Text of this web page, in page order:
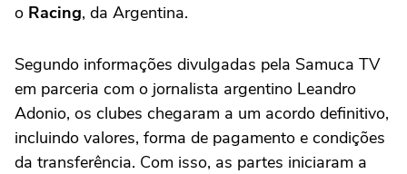
o Racing, da Argentina.
Segundo informações divulgadas pela Samuca TV
em parceria com o jornalista argentino Leandro
Adonio, os clubes chegaram a um acordo definitivo,
incluindo valores, forma de pagamento e condições
da transferência. Com isso, as partes iniciaram a